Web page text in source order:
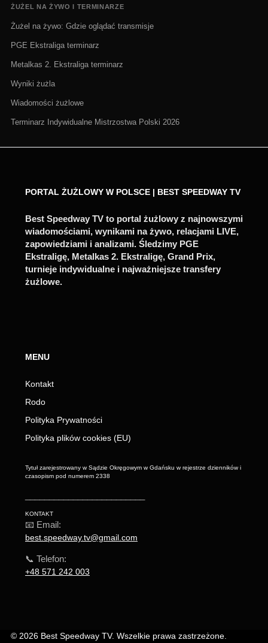
ŻUŻEL NA ŻYWO I TERMINARZE
Żużel na żywo: Gdzie oglądać transmisje
PGE Ekstraliga terminarz
Metalkas 2. Ekstraliga terminarz
Wyniki żużla
Wiadomości żużlowe
Terminarz Indywidualne Mistrzostwa Polski 2026
PORTAL ŻUŻLOWY W POLSCE | BEST SPEEDWAY TV
Best Speedway TV to portal żużlowy z najnowszymi
wiadomościami, wynikami na żywo, relacjami LIVE,
zapowiedziami i analizami. Śledzimy PGE
Ekstraligę, Metalkas 2. Ekstraligę, Grand Prix,
turnieje indywidualne i najważniejsze transfery
żużlowe.
MENU
Kontakt
Rodo
Polityka Prywatności
Polityka plików cookies (EU)
Tytuł zarejestrowany w Sądzie Okręgowym w Gdańsku w rejestrze dzienników i
czasopism pod numerem 2338
KONTAKT
📧 Email:
best.speedway.tv@gmail.com
📞 Telefon:
+48 571 242 003
© 2026 Best Speedway TV. Wszelkie prawa zastrzeżone.